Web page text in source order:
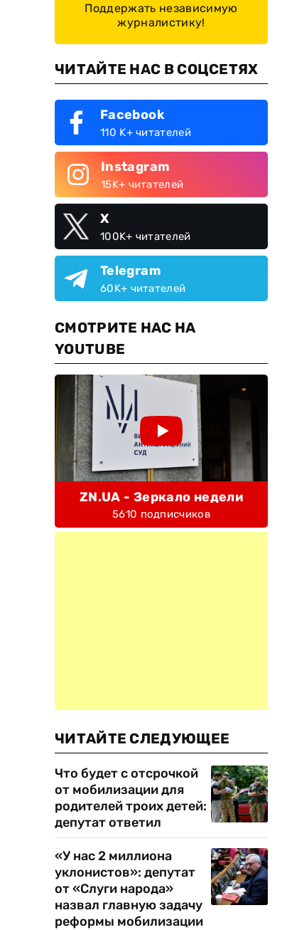
Поддержать независимую
журналистику!
ЧИТАЙТЕ НАС В СОЦСЕТЯХ
Facebook
110 K+ читателей
Instagram
15K+ читателей
X
100K+ читателей
Telegram
60K+ читателей
СМОТРИТЕ НАС НА
YOUTUBE
ZN.UA - Зеркало недели
5610 подписчиков
ЧИТАЙТЕ СЛЕДУЮЩЕЕ
Что будет с отсрочкой
от мобилизации для
родителей троих детей:
депутат ответил
«У нас 2 миллиона
уклонистов»: депутат
от «Слуги народа»
назвал главную задачу
реформы мобилизации